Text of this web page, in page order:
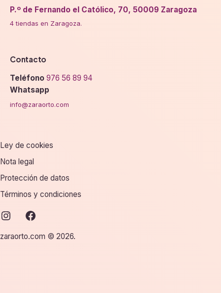
P.º de Fernando el Católico, 70, 50009 Zaragoza
4 tiendas en Zaragoza.
Contacto
Teléfono 976 56 89 94
Whatsapp
info@zaraorto.com
zaraorto.com © 2026.
Ley de cookies
Nota legal
Protección de datos
Términos y condiciones
instagram